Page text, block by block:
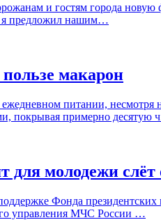
и гостям города
я предложил нашим…
макарон
питании,
покрывая примерно десятую
молодежи слёт
Фонда
управления МЧС России …